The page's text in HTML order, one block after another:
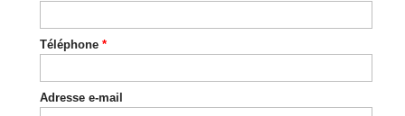
Téléphone *
Adresse e-mail